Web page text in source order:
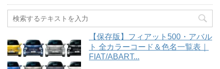
【保存版】フィアット500・アバル
ト 全カラーコード＆色名一覧表｜
FIAT/ABART...